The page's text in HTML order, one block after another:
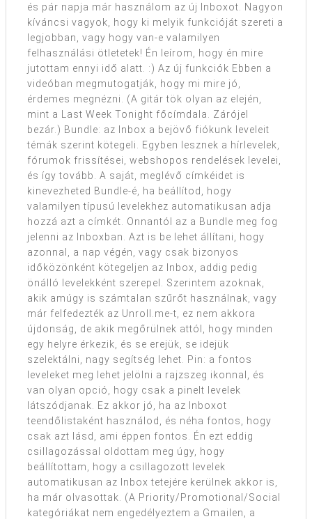
és pár napja már használom az új Inboxot. Nagyon
kíváncsi vagyok, hogy ki melyik funkcióját szereti a
legjobban, vagy hogy van-e valamilyen
felhasználási ötletetek! Én leírom, hogy én mire
jutottam ennyi idő alatt. :) Az új funkciók Ebben a
videóban megmutogatják, hogy mi mire jó,
érdemes megnézni. (A gitár tök olyan az elején,
mint a Last Week Tonight főcímdala. Zárójel
bezár.) Bundle: az Inbox a bejövő fiókunk leveleit
témák szerint kötegeli. Egyben lesznek a hírlevelek,
fórumok frissítései, webshopos rendelések levelei,
és így tovább. A saját, meglévő címkéidet is
kinevezheted Bundle-é, ha beállítod, hogy
valamilyen típusú levelekhez automatikusan adja
hozzá azt a címkét. Onnantól az a Bundle meg fog
jelenni az Inboxban. Azt is be lehet állítani, hogy
azonnal, a nap végén, vagy csak bizonyos
időközönként kötegeljen az Inbox, addig pedig
önálló levelekként szerepel. Szerintem azoknak,
akik amúgy is számtalan szűrőt használnak, vagy
már felfedezték az Unroll.me-t, ez nem akkora
újdonság, de akik megőrülnek attól, hogy minden
egy helyre érkezik, és se erejük, se idejük
szelektálni, nagy segítség lehet. Pin: a fontos
leveleket meg lehet jelölni a rajzszeg ikonnal, és
van olyan opció, hogy csak a pinelt levelek
látszódjanak. Ez akkor jó, ha az Inboxot
teendőlistaként használod, és néha fontos, hogy
csak azt lásd, ami éppen fontos. Én ezt eddig
csillagozással oldottam meg úgy, hogy
beállítottam, hogy a csillagozott levelek
automatikusan az Inbox tetejére kerülnek akkor is,
ha már olvasottak. (A Priority/Promotional/Social
kategóriákat nem engedélyeztem a Gmailen, a